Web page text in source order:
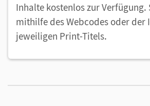
Inhalte kostenlos zur Verfügung.
mithilfe des Webcodes oder der
jeweiligen Print-Titels.